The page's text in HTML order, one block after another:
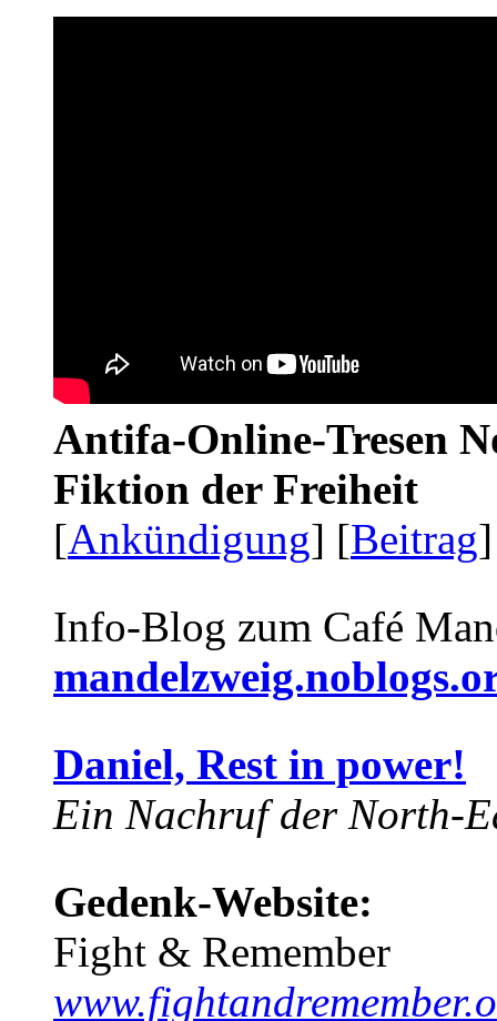
Antifa-Online-Tresen
Fiktion der Freiheit
[Ankündigung] [Beitrag
Info-Blog zum Café
Daniel, Rest in power!
Ein Nachruf der North-
Gedenk-Website:
Fight & Remember